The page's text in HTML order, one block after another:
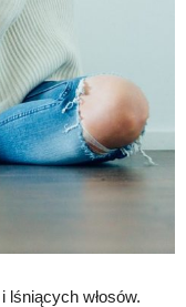
włosów.